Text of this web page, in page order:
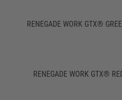
RENEGADE WORK GTX®
RENEGADE WORK GTX®